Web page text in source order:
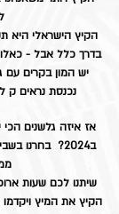
הקיץ הישראלי היא
בדרך כלל אבל - כאלו
נכנסת נראים ק
אז איזה גלשנים
שיתנו לכם שעות
הקיץ את המיץ